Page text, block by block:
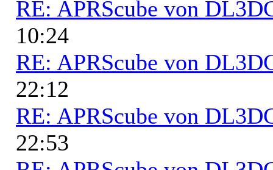
RE: APRScube von
10:24
RE: APRScube von
22:12
RE: APRScube von
22:53